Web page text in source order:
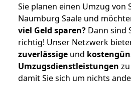
Sie planen einen Umzug von
Naumburg Saale und
viel Geld sparen? Dann sind
richtig! Unser Netzwerk
zuverlässige und
Umzugsdienstleistungen
damit Sie sich um nichts